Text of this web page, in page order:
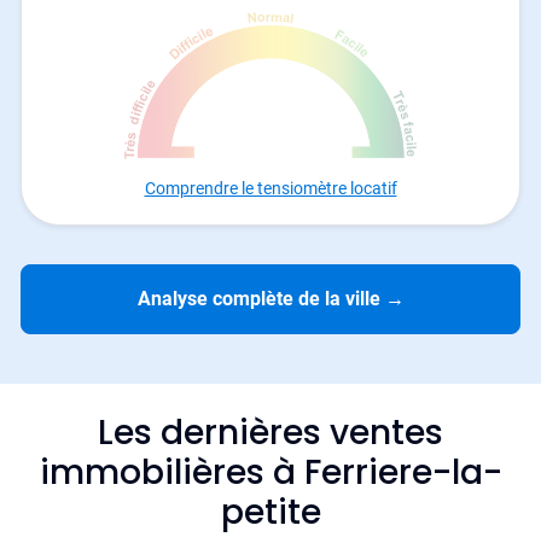
Comprendre le tensiomètre locatif
Analyse complète de la ville →
Les dernières ventes
immobilières à Ferriere-la-
petite